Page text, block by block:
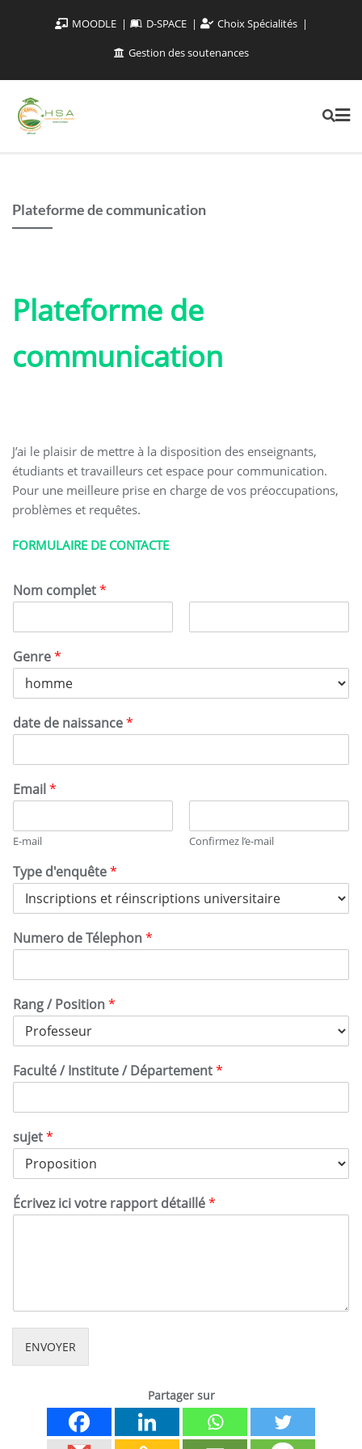
MOODLE D-SPACE
Choix Spécialités
Gestion des soutenances
Plateforme de communication
Plateforme de
communication
J’ai le plaisir de mettre à la disposition des enseignants,
étudiants et travailleurs cet espace pour communication.
Pour une meilleure prise en charge de vos préoccupations,
problèmes et requêtes.
FORMULAIRE DE CONTACTE
Nom complet*
r
é
m
Genre*
date de naissance*
Email *
E-mail Confirmez l’e-mail
Type d'enquête*
Numero de Télephon*
Rang / Position*
Faculté / Institute / Département*
sujet*
Écrivez ici votre rapport détaillé*
ENVOYER
Partager sur